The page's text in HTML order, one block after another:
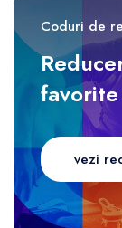
Coduri de
favorite
vezi